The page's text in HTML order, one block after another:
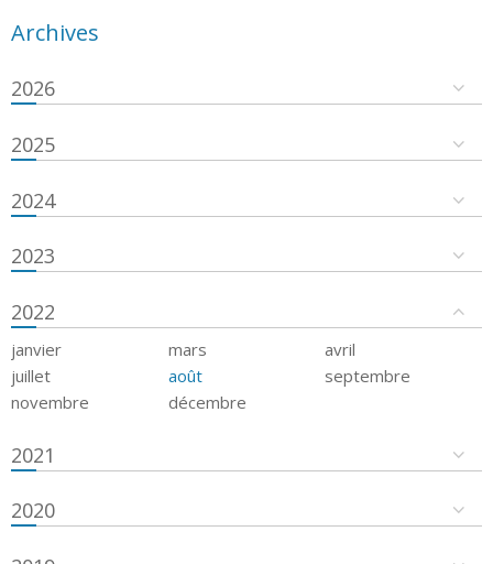
Archives
2026
2025
2024
2023
2022
janvier mars
avril
juillet
août
septembre
novembre
décembre
2021
2020